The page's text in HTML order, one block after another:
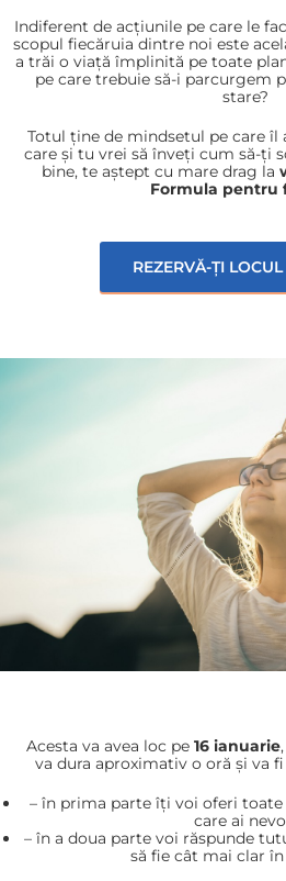
Indiferent de acțiunile pe care le
scopul fiecăruia dintre noi este
a trăi o viață împlinită pe toate
pe care trebuie să-i parcurgem
stare?
Totul ține de mindsetul pe care îl
care și tu vrei să înveți cum să-ți
bine, te aștept cu mare drag la
Formula pentru
REZERVĂ-ȚI
Acesta va avea loc pe 16 ianuarie
va dura aproximativ o oră și va
– în prima parte îți voi oferi
care ai
– în a doua parte voi răspunde
să fie cât mai clar